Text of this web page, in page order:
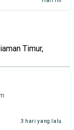
Timur,
3 hari yang lalu